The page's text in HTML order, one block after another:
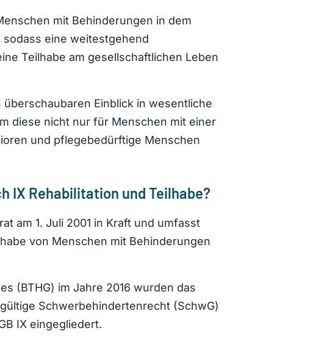
mit Behinderungen in dem
eine weitestgehend
Teilhabe am gesellschaftlichen Leben
Einblick in wesentliche
diese nicht nur für Menschen mit einer
und pflegebedürftige Menschen
IX Rehabilitation und Teilhabe?
am 1. Juli 2001 in Kraft und umfasst
von Menschen mit Behinderungen
(BTHG) im Jahre 2016 wurden das
Schwerbehindertenrecht (SchwG)
IX eingegliedert.